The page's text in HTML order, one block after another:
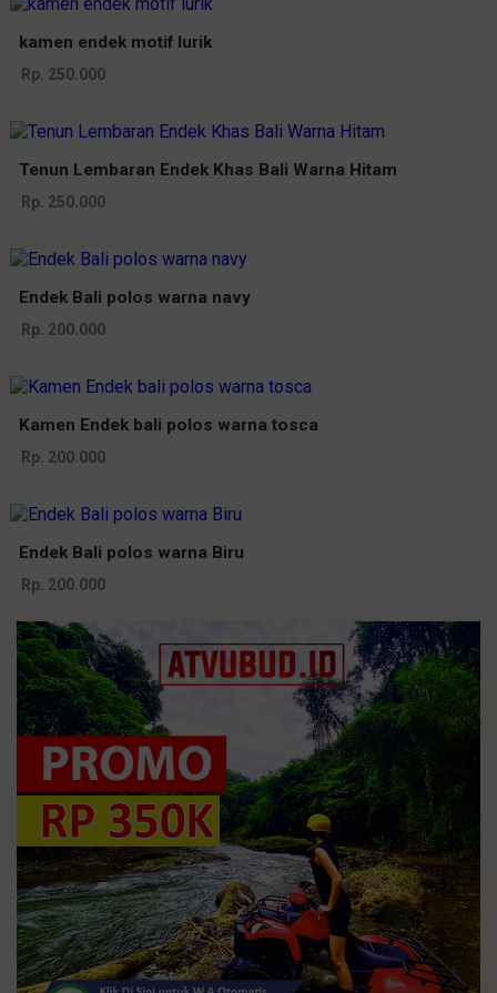
kamen endek motif lurik
Rp. 250.000
Tenun Lembaran Endek Khas Bali Warna Hitam
Rp. 250.000
Endek Bali polos warna navy
Rp. 200.000
Kamen Endek bali polos warna tosca
Rp. 200.000
Endek Bali polos warna Biru
Rp. 200.000